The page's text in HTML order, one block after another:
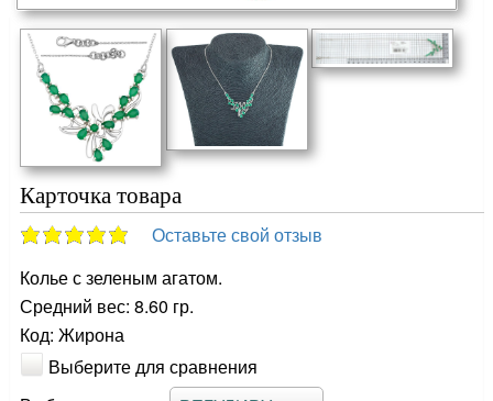
Карточка товара
Оставьте свой отзыв
Колье с зеленым агатом.
Средний вес: 8.60 гр.
Код: Жирона
Выберите для сравнения